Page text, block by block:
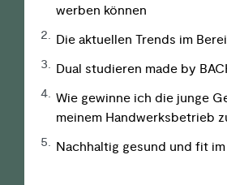
werben können
2. Die aktuellen Trends im
3. Dual studieren made by
4. Wie gewinne ich die junge
meinem Handwerks­betrieb
5. Nachhaltig gesund und fit